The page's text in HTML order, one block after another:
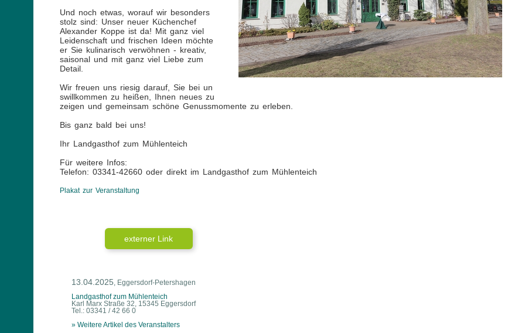
Und noch etwas, worauf wir besonders
stolz sind: Unser neuer Küchenchef
Alexander Koppe ist da! Mit ganz viel
Leidenschaft und frischen Ideen möchte
er Sie kulinarisch verwöhnen - kreativ,
saisonal und mit ganz viel Liebe zum
Detail.
Wir freuen uns riesig darauf, Sie bei un
swillkommen zu heißen, Ihnen neues zu
zeigen und gemeinsam schöne Genussmomente zu erleben.
Bis ganz bald bei uns!
Ihr Landgasthof zum Mühlenteich
Für weitere Infos:
Telefon: 03341-42660 oder direkt im Landgasthof zum Mühlenteich
Plakat zur Veranstaltung
externer Link
13.04.2025, Eggersdorf-Petershagen
Landgasthof zum Mühlenteich
Karl Marx Straße 32, 15345 Eggersdorf
Tel.: 03341 / 42 66 0
» Weitere Artikel des Veranstalters